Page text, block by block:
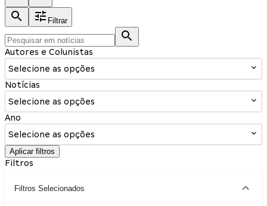
Filtrar
Autores e Colunistas
Selecione as opções
Notícias
Selecione as opções
Ano
Selecione as opções
Aplicar filtros
Filtros
Filtros Selecionados